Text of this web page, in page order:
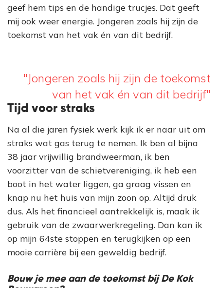
geef hem tips en de handige trucjes. Dat geeft
mij ook weer energie. Jongeren zoals hij zijn de
toekomst van het vak én van dit bedrijf.
"Jongeren zoals hij zijn de toekomst
van het vak én van dit bedrijf"
Tijd voor straks
Na al die jaren fysiek werk kijk ik er naar uit om
straks wat gas terug te nemen. Ik ben al bijna
38 jaar vrijwillig brandweerman, ik ben
voorzitter van de schietvereniging, ik heb een
boot in het water liggen, ga graag vissen en
knap nu het huis van mijn zoon op. Altijd druk
dus. Als het financieel aantrekkelijk is, maak ik
gebruik van de zwaarwerkregeling. Dan kan ik
op mijn 64ste stoppen en terugkijken op een
mooie carrière bij een geweldig bedrijf.
Bouw je mee aan de toekomst bij De Kok